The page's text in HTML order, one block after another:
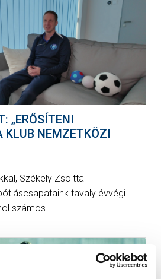
„ERŐSÍTENI
KLUB NEMZETKÖZI
Székely Zsolttal
tavaly évvégi
számos...